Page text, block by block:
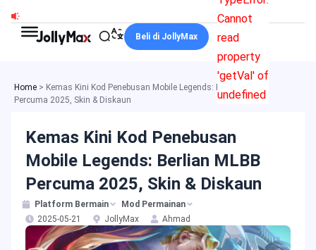
content
Cannot
read
property
'getVal' of
undefined
Beli di JollyMax
Home > Kemas Kini Kod Penebusan Mobile Legends: Berlian MLBB
Percuma 2025, Skin & Diskaun
Kemas Kini Kod Penebusan
Mobile Legends: Berlian MLBB
Percuma 2025, Skin & Diskaun
Platform Bermain
Mod Permainan
2025-05-21
JollyMax Ahmad